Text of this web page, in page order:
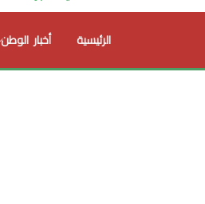
الرئيسية أخبار الوطن